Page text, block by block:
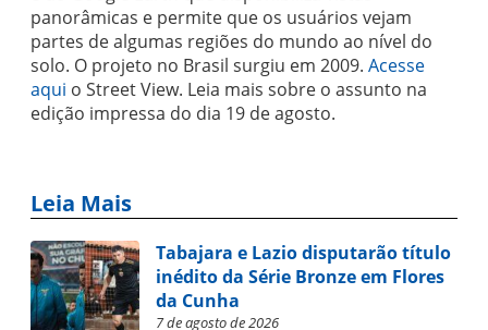
panorâmicas e permite que os usuários vejam
partes de algumas regiões do mundo ao nível do
solo. O projeto no Brasil surgiu em 2009. Acesse
aqui o Street View. Leia mais sobre o assunto na
edição impressa do dia 19 de agosto.
Leia Mais
Tabajara e Lazio disputarão título
inédito da Série Bronze em Flores
da Cunha
7 de agosto de 2026